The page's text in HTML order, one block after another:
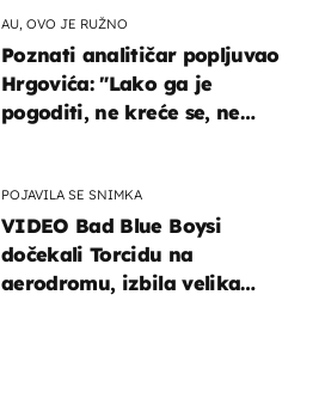
AU, OVO JE RUŽNO
Poznati analitičar popljuvao
Hrgovića: "Lako ga je
pogoditi, ne kreće se, ne
POJAVILA SE SNIMKA
VIDEO Bad Blue Boysi
dočekali Torcidu na
aerodromu, izbila velika